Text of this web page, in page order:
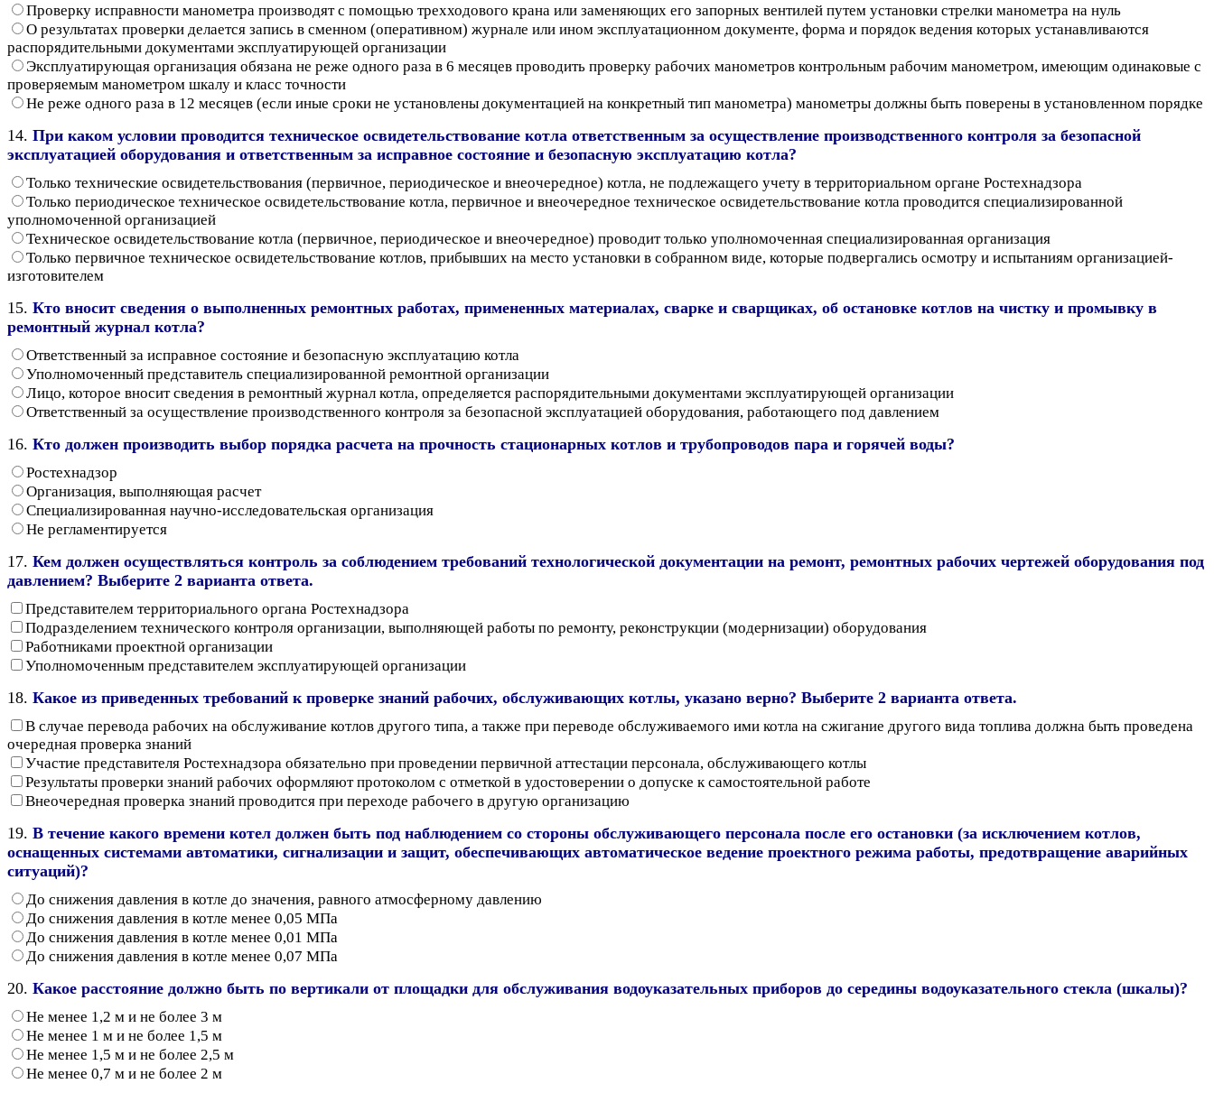
Проверку исправности манометра производят с помощью трехходового крана или заменяющих его запорных вентилей путем установки стрелки манометра на нуль
О результатах проверки делается запись в сменном (оперативном) журнале или ином эксплуатационном документе, форма и порядок ведения которых устанавливаются
распорядительными документами эксплуатирующей организации
Эксплуатирующая организация обязана не реже одного раза в 6 месяцев проводить проверку рабочих манометров контрольным рабочим манометром, имеющим одинаковые с
проверяемым манометром шкалу и класс точности
Не реже одного раза в 12 месяцев (если иные сроки не установлены документацией на конкретный тип манометра) манометры должны быть поверены в установленном порядке
14. При каком условии проводится техническое освидетельствование котла ответственным за осуществление производственного контроля за безопасной
эксплуатацией оборудования и ответственным за исправное состояние и безопасную эксплуатацию котла?
Только технические освидетельствования (первичное, периодическое и внеочередное) котла, не подлежащего учету в территориальном органе Ростехнадзора
Только периодическое техническое освидетельствование котла, первичное и внеочередное техническое освидетельствование котла проводится специализированной
уполномоченной организацией
Техническое освидетельствование котла (первичное, периодическое и внеочередное) проводит только уполномоченная специализированная организация
Только первичное техническое освидетельствование котлов, прибывших на место установки в собранном виде, которые подвергались осмотру и испытаниям организацией-
изготовителем
15. Кто вносит сведения о выполненных ремонтных работах, примененных материалах, сварке и сварщиках, об остановке котлов на чистку и промывку в
ремонтный журнал котла?
Ответственный за исправное состояние и безопасную эксплуатацию котла
Уполномоченный представитель специализированной ремонтной организации
Лицо, которое вносит сведения в ремонтный журнал котла, определяется распорядительными документами эксплуатирующей организации
Ответственный за осуществление производственного контроля за безопасной эксплуатацией оборудования, работающего под давлением
16. Кто должен производить выбор порядка расчета на прочность стационарных котлов и трубопроводов пара и горячей воды?
Ростехнадзор
Организация, выполняющая расчет
Специализированная научно-исследовательская организация
Не регламентируется
17. Кем должен осуществляться контроль за соблюдением требований технологической документации на ремонт, ремонтных рабочих чертежей оборудования под
давлением? Выберите 2 варианта ответа.
Представителем территориального органа Ростехнадзора
Подразделением технического контроля организации, выполняющей работы по ремонту, реконструкции (модернизации) оборудования
Работниками проектной организации
Уполномоченным представителем эксплуатирующей организации
18. Какое из приведенных требований к проверке знаний рабочих, обслуживающих котлы, указано верно? Выберите 2 варианта ответа.
В случае перевода рабочих на обслуживание котлов другого типа, а также при переводе обслуживаемого ими котла на сжигание другого вида топлива должна быть проведена
очередная проверка знаний
Участие представителя Ростехнадзора обязательно при проведении первичной аттестации персонала, обслуживающего котлы
Результаты проверки знаний рабочих оформляют протоколом с отметкой в удостоверении о допуске к самостоятельной работе
Внеочередная проверка знаний проводится при переходе рабочего в другую организацию
19. В течение какого времени котел должен быть под наблюдением со стороны обслуживающего персонала после его остановки (за исключением котлов,
оснащенных системами автоматики, сигнализации и защит, обеспечивающих автоматическое ведение проектного режима работы, предотвращение аварийных
ситуаций)?
До снижения давления в котле до значения, равного атмосферному давлению
До снижения давления в котле менее 0,05 МПа
До снижения давления в котле менее 0,01 МПа
До снижения давления в котле менее 0,07 МПа
20. Какое расстояние должно быть по вертикали от площадки для обслуживания водоуказательных приборов до середины водоуказательного стекла (шкалы)?
Не менее 1,2 м и не более 3 м
Не менее 1 м и не более 1,5 м
Не менее 1,5 м и не более 2,5 м
Не менее 0,7 м и не более 2 м